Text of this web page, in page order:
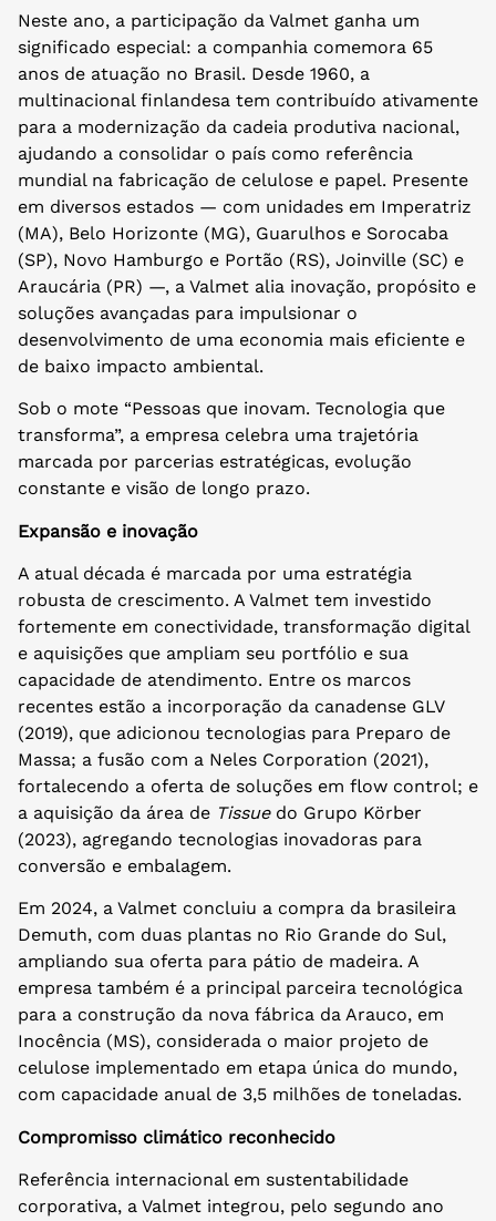
Neste ano, a participação da Valmet ganha um
significado especial: a companhia comemora 65
anos de atuação no Brasil. Desde 1960, a
multinacional finlandesa tem contribuído ativamente
para a modernização da cadeia produtiva nacional,
ajudando a consolidar o país como referência
mundial na fabricação de celulose e papel. Presente
em diversos estados — com unidades em Imperatriz
(MA), Belo Horizonte (MG), Guarulhos e Sorocaba
(SP), Novo Hamburgo e Portão (RS), Joinville (SC) e
Araucária (PR) —, a Valmet alia inovação, propósito e
soluções avançadas para impulsionar o
desenvolvimento de uma economia mais eficiente e
de baixo impacto ambiental.
Sob o mote “Pessoas que inovam. Tecnologia que
transforma”, a empresa celebra uma trajetória
marcada por parcerias estratégicas, evolução
constante e visão de longo prazo.
Expansão e inovação
A atual década é marcada por uma estratégia
robusta de crescimento. A Valmet tem investido
fortemente em conectividade, transformação digital
e aquisições que ampliam seu portfólio e sua
capacidade de atendimento. Entre os marcos
recentes estão a incorporação da canadense GLV
(2019), que adicionou tecnologias para Preparo de
Massa; a fusão com a Neles Corporation (2021),
fortalecendo a oferta de soluções em flow control; e
a aquisição da área de Tissuedo Grupo Körber
(2023), agregando tecnologias inovadoras para
conversão e embalagem.
Em 2024, a Valmet concluiu a compra da brasileira
Demuth, com duas plantas no Rio Grande do Sul,
ampliando sua oferta para pátio de madeira. A
empresa também é a principal parceira tecnológica
para a construção da nova fábrica da Arauco, em
Inocência (MS), considerada o maior projeto de
celulose implementado em etapa única do mundo,
com capacidade anual de 3,5 milhões de toneladas.
Compromisso climático reconhecido
Referência internacional em sustentabilidade
corporativa, a Valmet integrou, pelo segundo ano